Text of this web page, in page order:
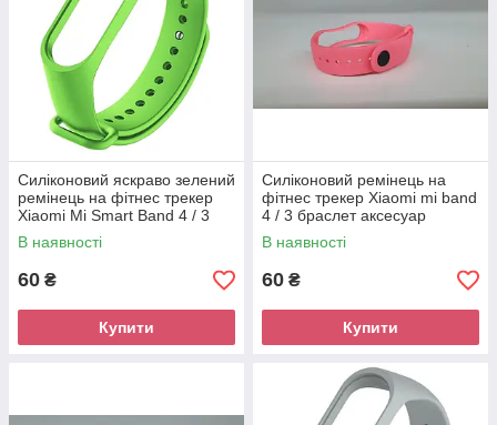
Силіконовий яскраво зелений
ремінець на фітнес трекер
Xiaomi Mi Smart Band 4 / 3
браслет аксесуар заміна
В наявності
60 ₴
Купити
Силіконовий ремінець на
фітнес трекер Xiaomi mi band
4 / 3 браслет аксесуар
заміна. Рожевий
В наявності
60 ₴
Купити